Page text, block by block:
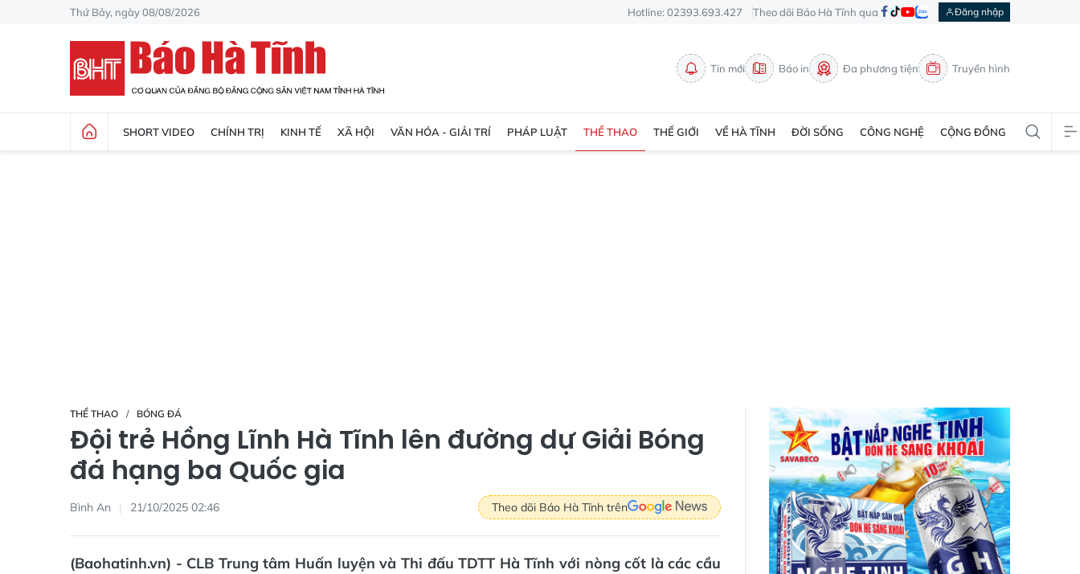
Thứ Bảy, ngày 08/08/2026 Hotline: 02393.693.427 Theo dõi Báo Hà Tĩnh qua Đăng nhập
Tin mới Báo in Đa phương tiện Truyền hình
SHORT VIDEO CHÍNH TRỊ KINH TẾ XÃ HỘI VĂN HÓA - GIẢI TRÍ PHÁP LUẬT THỂ THAO THẾ GIỚI VỀ HÀ TĨNH ĐỜI SỐNG CÔNG NGHỆ CỘNG ĐỒNG
THỂ THAO BÓNG ĐÁ
Đội trẻ Hồng Lĩnh Hà Tĩnh lên đường dự Giải Bóng
đá hạng ba Quốc gia
Bình An 21/10/2025 02:46 Theo dõi Báo Hà Tĩnh trên
(Baohatinh.vn) - CLB Trung tâm Huấn luyện và Thi đấu TDTT Hà Tĩnh với nòng cốt là các cầu